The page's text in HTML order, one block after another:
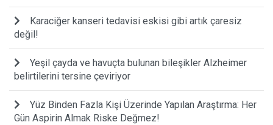
Karaciğer kanseri tedavisi eskisi gibi artık çaresiz
değil!
Yeşil çayda ve havuçta bulunan bileşikler Alzheimer
belirtilerini tersine çeviriyor
Yüz Binden Fazla Kişi Üzerinde Yapılan Araştırma: Her
Gün Aspirin Almak Riske Değmez!